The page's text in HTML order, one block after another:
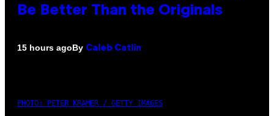
Be Better Than the Originals
15 hours agoBy Caleb Catlin
PHOTO: PETER KRAMER / GETTY IMAGES